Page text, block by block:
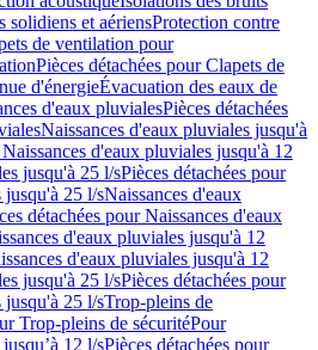
solidiens et aériensProtection contre
de ventilation pour
Pièces détachées pour Clapets de
d'énergieÉvacuation des eaux de
d'eaux pluvialesPièces détachées
Naissances d'eaux pluviales jusqu'à
d'eaux pluviales jusqu'à 12
jusqu'à 25 l/sPièces détachées pour
jusqu'à 25 l/sNaissances d'eaux
détachées pour Naissances d'eaux
d'eaux pluviales jusqu'à 12
d'eaux pluviales jusqu'à 12
jusqu'à 25 l/sPièces détachées pour
jusqu'à 25 l/sTrop-pleins de
Trop-pleins de sécuritéPour
12 l/sPièces détachées pour